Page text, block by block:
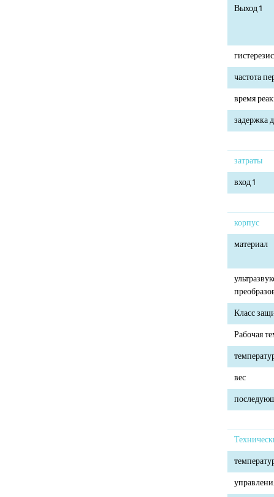
Выход 1
гистерезис
частота
время
задержка
затраты
вход 1
корпус
материал
Класс
Рабочая
вес